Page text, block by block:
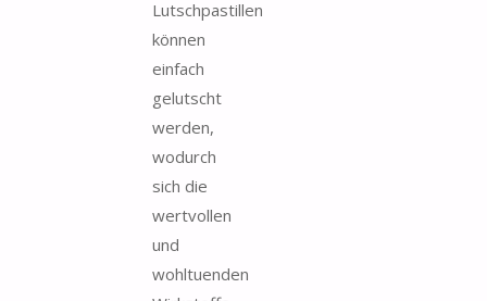
Lutschpastillen
können
einfach
gelutscht
werden,
wodurch
sich die
wertvollen
und
wohltuenden